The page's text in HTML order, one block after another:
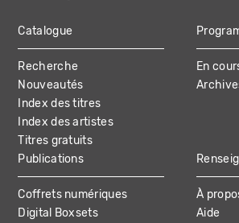
MAIN
NAVIGATION
Catalogue
Recherche
Nouveautés
Index des titres
Index des artistes
Titres gratuits
En
Publications
Coffrets numériques
Digital Boxsets
À
Aide